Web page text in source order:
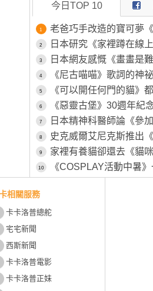
今日TOP 10
1
2
3
4
5
6
7
8
9
10
相關服務
卡卡洛普總舵
宅宅新聞
西斯新聞
卡卡洛普電影
卡卡洛普正妹